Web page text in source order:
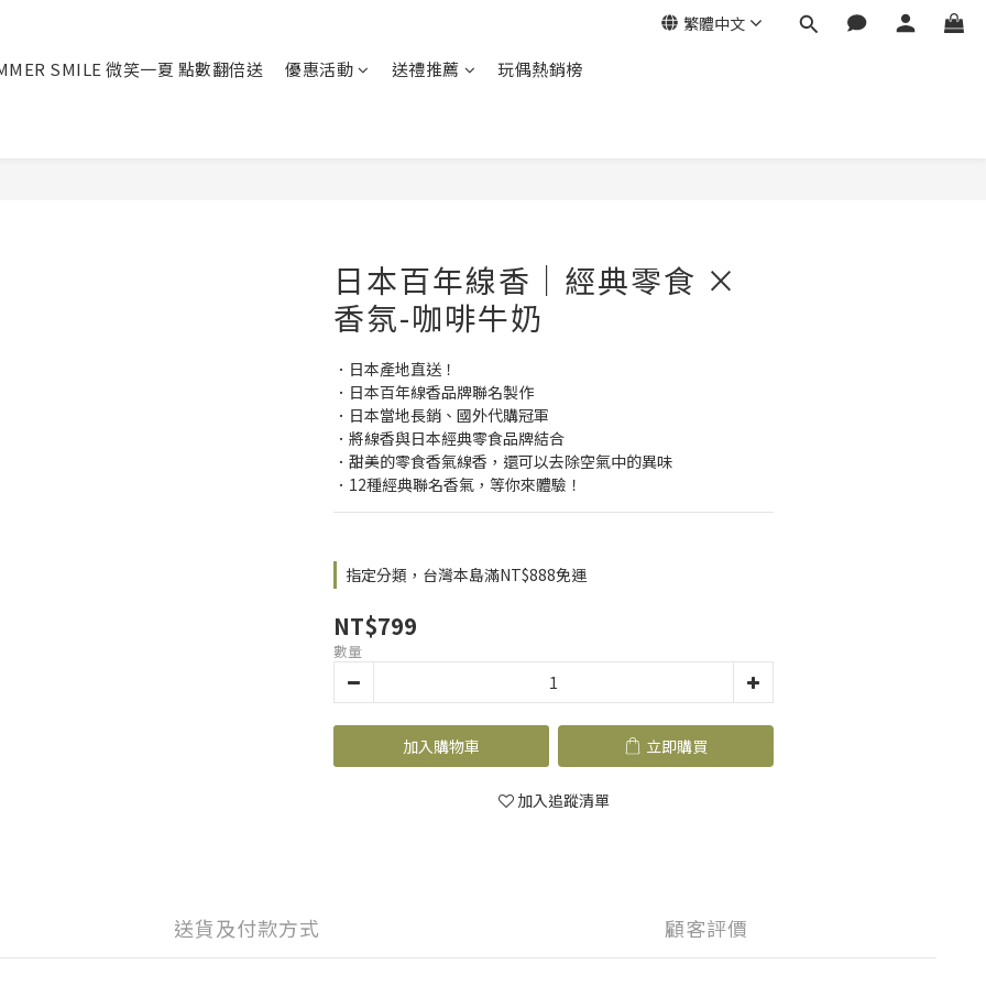
繁體中文
SMILE 微笑一夏 點數翻倍送 優惠活動 送禮推薦 玩偶熱銷榜
日本百年線香｜經典零食 ×
香氛-咖啡牛奶
．日本產地直送！
．日本百年線香品牌聯名製作
．日本當地長銷、國外代購冠軍
．將線香與日本經典零食品牌結合
．甜美的零食香氣線香，還可以去除空氣中的異味
．12種經典聯名香氣，等你來體驗！
指定分類，台灣本島滿NT$888免運
NT$799
數量
加入購物車 立即購買
加入追蹤清單
送貨及付款方式 顧客評價